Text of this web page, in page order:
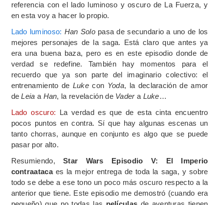
referencia con el lado luminoso y oscuro de La Fuerza, y
en esta voy a hacer lo propio.
Lado luminoso: Han Solopasa de secundario a uno de los
mejores personajes de la saga. Está claro que antes ya
era una buena baza, pero es en este episodio donde de
verdad se redefine. También hay momentos para el
recuerdo que ya son parte del imaginario colectivo: el
entrenamiento de Luke con Yoda, la declaración de amor
deLeia a Han, la revelación de Vadera Luke…
Lado oscuro: La verdad es que de esta cinta encuentro
pocos puntos en contra. Sí que hay algunas escenas un
tanto chorras, aunque en conjunto es algo que se puede
pasar por alto.
Resumiendo,Star Wars Episodio V: El Imperio
contraatacaes la mejor entrega de toda la saga, y sobre
todo se debe a ese tono un poco más oscuro respecto a la
anterior que tiene. Este episodio me demostró (cuando era